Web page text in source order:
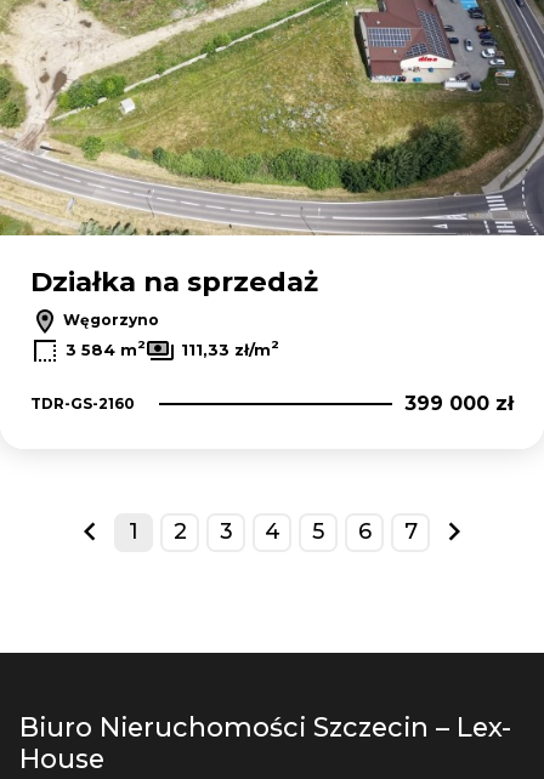
Działka na sprzedaż
Węgorzyno
3 584 m2 111,33 zł/m2
TDR-GS-2160 399 000 zł
prev
1 2 3 4 5 6 7
next
Biuro Nieruchomości Szczecin – Lex-
House